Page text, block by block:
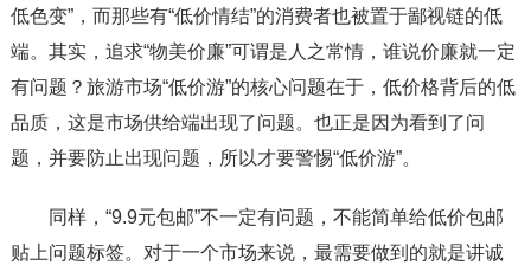
低色变”，而那些有“低价情结”的消费者也被置于鄙视链的低
端。其实，追求“物美价廉”可谓是人之常情，谁说价廉就一定
有问题？旅游市场“低价游”的核心问题在于，低价格背后的低
品质，这是市场供给端出现了问题。也正是因为看到了问
题，并要防止出现问题，所以才要警惕“低价游”。
同样，“9.9元包邮”不一定有问题，不能简单给低价包邮
贴上问题标签。对于一个市场来说，最需要做到的就是讲诚